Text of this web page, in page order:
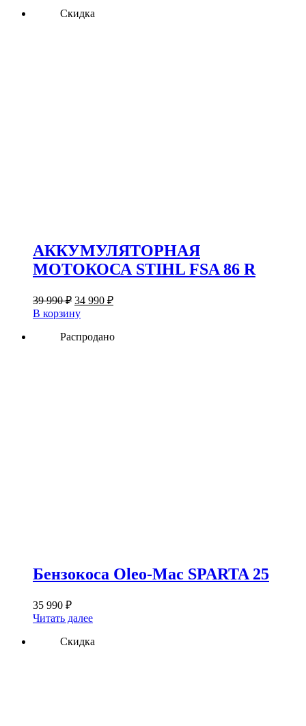
Скидка
АККУМУЛЯТОРНАЯ
МОТОКОСА STIHL FSA 86 R
39 990₽ Первоначальная
цена
составляла
39
34 990 ₽Текущая
990 ₽.
В корзину
Распродано
Бензокоса Oleo-Mac SPARTA 25
35 990 ₽
Читать далее
Скидка